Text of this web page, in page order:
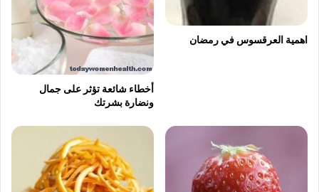
اهمية العرقسوس في رمضان
أخطاء شائعة تؤثر على جمال
ونضارة بشرتك